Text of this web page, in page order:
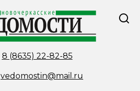
8 (8635) 22-82-85
vedomostin@mail.ru